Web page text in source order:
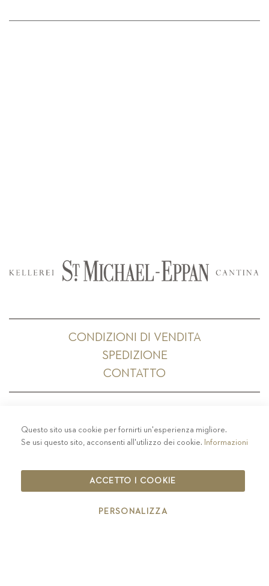
CONDIZIONI DI VENDITA
SPEDIZIONE
CONTATTO
PRIVACY-COLOPHON - COOKIE POLICY
CODICE ETICO
IT00126670215
Questo sito usa cookie per fornirti un'esperienza migliore.
Se usi questo sito, acconsenti all'utilizzo dei cookie. Informazioni
ACCETTO I COOKIE
PERSONALIZZA